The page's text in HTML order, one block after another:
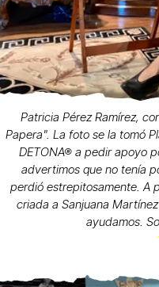
Patricia Pérez Ramírez,
Papera". La foto se la tomó
DETONA® a pedir apoyo
advertimos que no tenía
perdió estrepitosamente. A
criada a Sanjuana
ayudamos.